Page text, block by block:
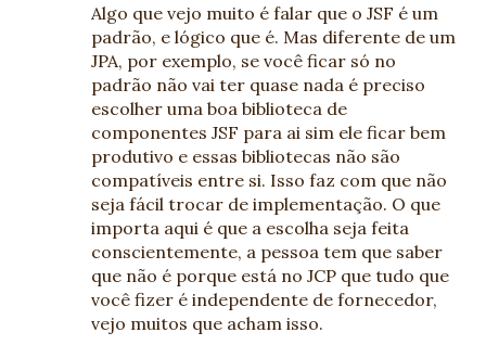
Algo que vejo muito é falar que o JSF é um
padrão, e lógico que é. Mas diferente de um
JPA, por exemplo, se você ficar só no
padrão não vai ter quase nada é preciso
escolher uma boa biblioteca de
componentes JSF para ai sim ele ficar bem
produtivo e essas bibliotecas não são
compatíveis entre si. Isso faz com que não
seja fácil trocar de implementação. O que
importa aqui é que a escolha seja feita
conscientemente, a pessoa tem que saber
que não é porque está no JCP que tudo que
você fizer é independente de fornecedor,
vejo muitos que acham isso.